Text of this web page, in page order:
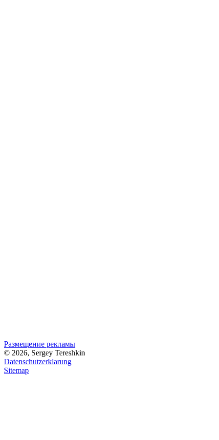
Размещение рекламы
© 2026, Sergey Tereshkin
Datenschutzerklarung
Sitemap